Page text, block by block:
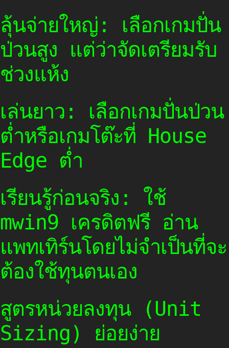
ลุ้นจ่ายใหญ่: เลือกเกมปั่น
ป่วนสูง แต่ว่าจัดเตรียมรับ
ช่วงแห้ง
เล่นยาว: เลือกเกมปั่นป่วน
ต่ำหรือเกมโต๊ะที่ House
Edge ต่ำ
เรียนรู้ก่อนจริง: ใช้
mwin9 เครดิตฟรี อ่าน
แพทเทิร์นโดยไม่จำเป็นที่จะ
ต้องใช้ทุนตนเอง
สูตรหน่วยลงทุน (Unit
Sizing) ย่อยง่าย